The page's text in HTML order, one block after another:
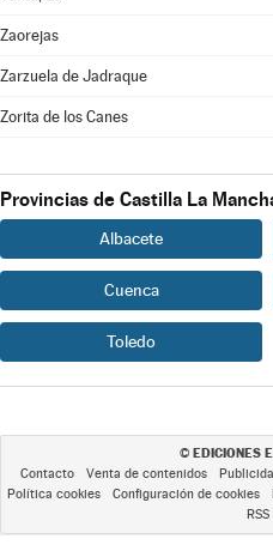
Zaorejas
Zarzuela de Jadraque
Zorita de los Canes
Provincias de Castilla La
Albacete
Cuenca
Toledo
© EDICIONES
Contacto Venta de contenidos
Política cookies
Configuración de cookies
RSS